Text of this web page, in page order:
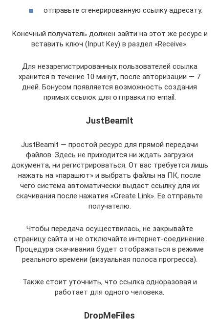
отправьте сгенерированную ссылку адресату.
Конечный получатель должен зайти на этот же ресурс и
вставить ключ (Input Key) в раздел «Receive».
Для незарегистрированных пользователей ссылка
хранится в течение 10 минут, после авторизации — 7
дней. Бонусом появляется возможность создания
прямых ссылок для отправки по email.
JustBeamlt
JustBeamlt — простой ресурс для прямой передачи
файлов. Здесь не приходится ни ждать загрузки
документа, ни регистрироваться. От вас требуется лишь
нажать на «парашют» и выбрать файлы на ПК, после
чего система автоматически выдаст ссылку для их
скачивания после нажатия «Create Link». Ее отправьте
получателю.
Чтобы передача осуществилась, не закрывайте
страницу сайта и не отключайте интернет-соединение.
Процедура скачивания будет отображаться в режиме
реального времени (визуальная полоса прогресса).
Также стоит уточнить, что ссылка одноразовая и
работает для одного человека.
DropMeFiles